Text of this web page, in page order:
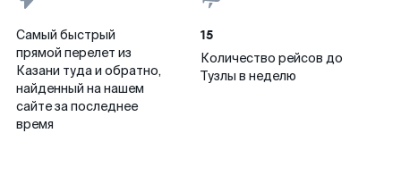
Самый быстрый
прямой перелет из
Казани туда и обратно,
найденный на нашем
сайте за последнее
время
15
Количество рейсов до
Тузлы в неделю